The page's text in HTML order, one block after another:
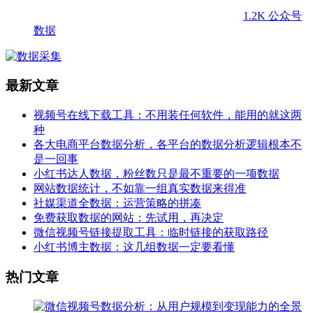
1.2K 公众号
数据
最新文章
视频号在线下载工具：不用装任何软件，能用的就这两
种
各大电商平台数据分析，各平台的数据分析逻辑根本不
是一回事
小红书达人数据，粉丝数只是最不重要的一项数据
网站数据统计，不如靠一组真实数据来得准
社媒渠道全数据：运营策略的拼凑
免费获取数据的网站：先试用，再决定
微信视频号链接提取工具：临时链接的获取路径
小红书博主数据：这几组数据一定要看懂
热门文章